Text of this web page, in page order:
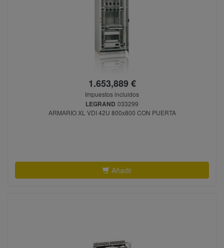
1.653,889 €
Impuestos incluidos
LEGRAND 033299
ARMARIO XL VDI 42U 800x800 CON PUERTA
Añadir